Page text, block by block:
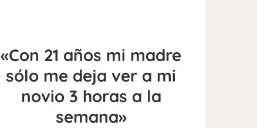
«Con 21 años mi madre
sólo me deja ver a mi
novio 3 horas a la
semana»